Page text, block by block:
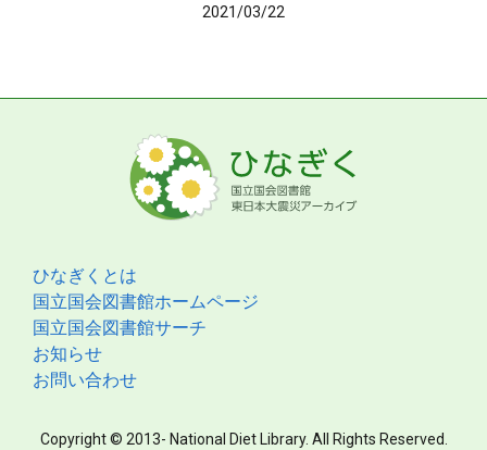
2021/03/22
ひなぎくとは
国立国会図書館ホームページ
国立国会図書館サーチ
お知らせ
お問い合わせ
Copyright © 2013- National Diet Library. All Rights Reserved.